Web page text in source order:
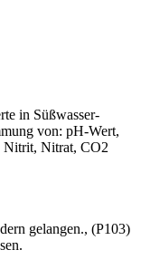
in Süßwasser-
von: pH-Wert,
Nitrit, Nitrat, CO2
gelangen., (P103)